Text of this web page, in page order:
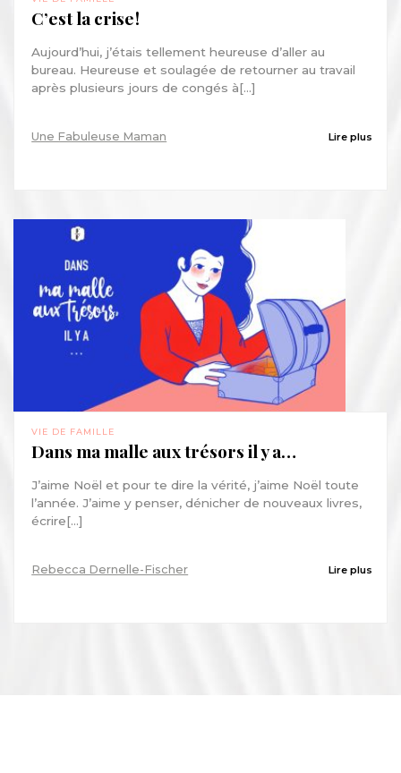
C’est la crise !
Aujourd’hui, j’étais tellement heureuse d’aller au
bureau. Heureuse et soulagée de retourner au travail
après plusieurs jours de congés à[...]
Une Fabuleuse Maman Lire plus
VIE DE FAMILLE
Dans ma malle aux trésors il y a…
J’aime Noël et pour te dire la vérité, j’aime Noël toute
l’année. J’aime y penser, dénicher de nouveaux livres,
écrire[...]
Rebecca Dernelle-Fischer Lire plus